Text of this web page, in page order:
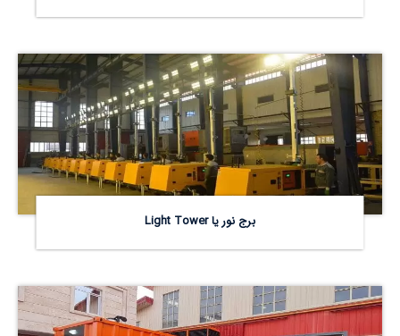
برج نور یا Light Tower